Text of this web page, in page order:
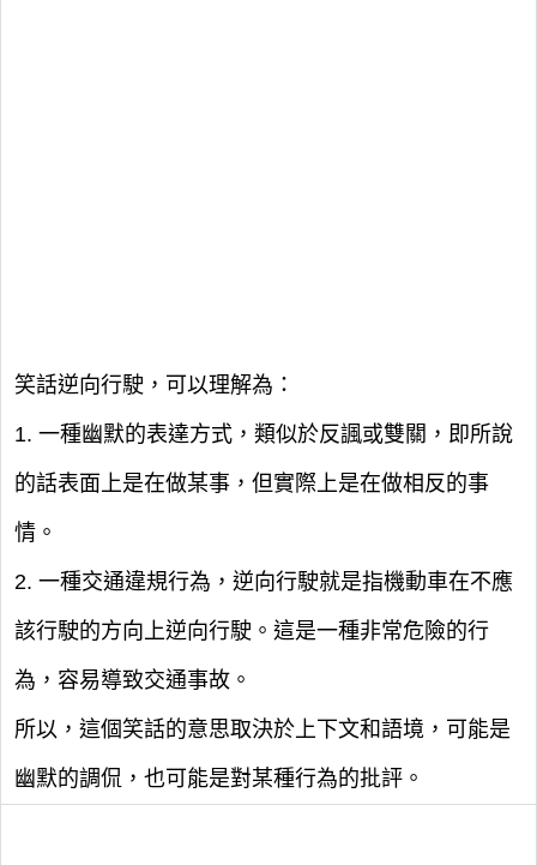
笑話逆向行駛，可以理解為：
1. 一種幽默的表達方式，類似於反諷或雙關，即所說
的話表面上是在做某事，但實際上是在做相反的事
情。
2. 一種交通違規行為，逆向行駛就是指機動車在不應
該行駛的方向上逆向行駛。這是一種非常危險的行
為，容易導致交通事故。
所以，這個笑話的意思取決於上下文和語境，可能是
幽默的調侃，也可能是對某種行為的批評。